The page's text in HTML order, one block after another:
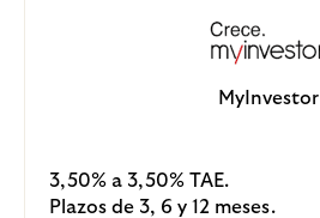
MyInvestor
3,50% a 3,50% TAE.
Plazos de 3, 6 y 12 meses.